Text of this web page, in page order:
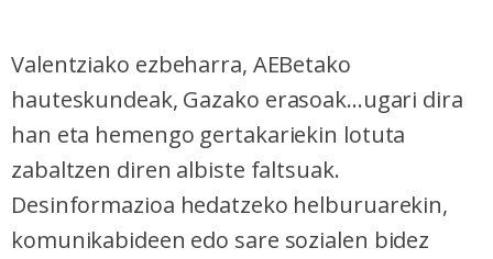
Valentziako ezbeharra, AEBetako
hauteskundeak, Gazako erasoak...ugari dira
han eta hemengo gertakariekin lotuta
zabaltzen diren albiste faltsuak.
Desinformazioa hedatzeko helburuarekin,
komunikabideen edo sare sozialen bidez